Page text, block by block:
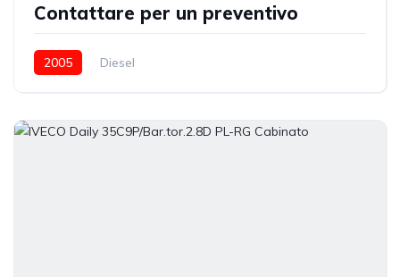
Contattare per un preventivo
2005 Diesel